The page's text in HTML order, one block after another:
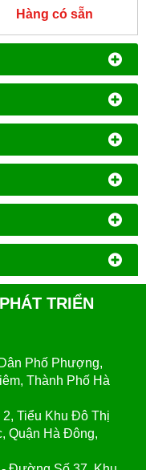
Hàng có sẵn
TRIỂN
Phố Phượng,
Thành Phố Hà
2, Tiểu Khu Đô Thị
Quận Hà Đông,